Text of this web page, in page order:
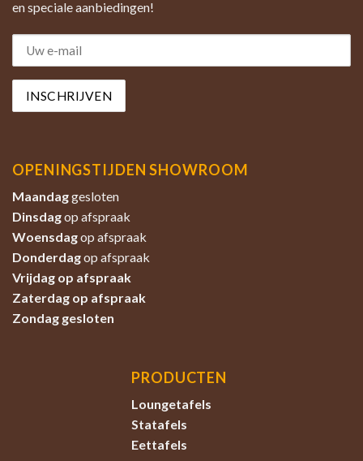
en speciale aanbiedingen!
OPENINGSTIJDEN SHOWROOM
Maandaggesloten
Dinsdagop afspraak
Woensdagop afspraak
Donderdagop afspraak
Vrijdag op afspraak
Zaterdag op afspraak
Zondag gesloten
PRODUCTEN
Loungetafels
Statafels
Eettafels